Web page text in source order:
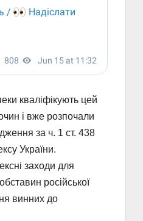
кваліфікують цей
і вже розпочали
за ч. 1 ст. 438
України.
заходи для
російської
винних до